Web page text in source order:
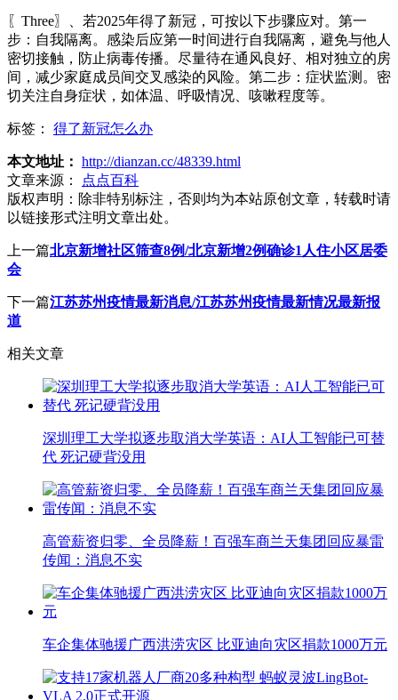
〖Three〗、若2025年得了新冠，可按以下步骤应对。第一
步：自我隔离。感染后应第一时间进行自我隔离，避免与他人
密切接触，防止病毒传播。尽量待在通风良好、相对独立的房
间，减少家庭成员间交叉感染的风险。第二步：症状监测。密
切关注自身症状，如体温、呼吸情况、咳嗽程度等。
标签： 得了新冠怎么办
本文地址： http://dianzan.cc/48339.html
文章来源：
点点百科
版权声明： 除非特别标注，否则均为本站原创文章，转载时请
以链接形式注明文章出处。
上一篇北京新增社区筛查8例/北京新增2例确诊1人住小区居委
会
下一篇江苏苏州疫情最新消息/江苏苏州疫情最新情况最新报
道
相关文章
深圳理工大学拟逐步取消大学英语：AI人工智能已可替
代 死记硬背没用
高管薪资归零、全员降薪！百强车商兰天集团回应暴雷
传闻：消息不实
车企集体驰援广西洪涝灾区 比亚迪向灾区捐款1000万元